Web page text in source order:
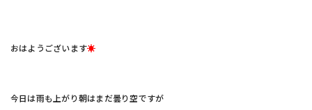
おはようございます☀
今日は雨も上がり朝はまだ曇り空ですが